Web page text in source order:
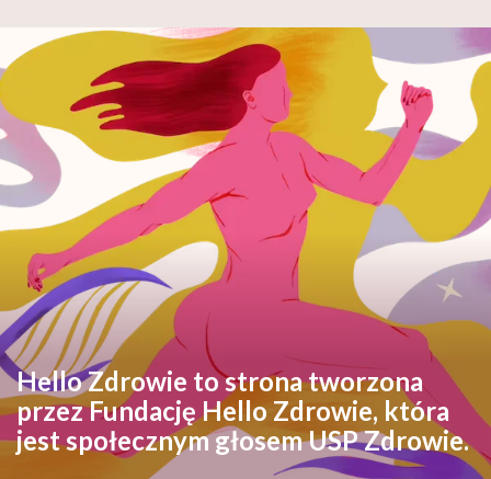
Hello Zdrowie to strona tworzona
przez Fundację Hello Zdrowie, która
jest społecznym głosem USP Zdrowie.